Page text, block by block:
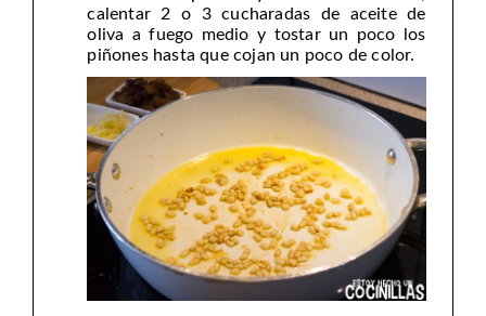
calentar 2 o 3 cucharadas de aceite de
oliva a fuego medio y tostar un poco los
piñones hasta que cojan un poco de color.